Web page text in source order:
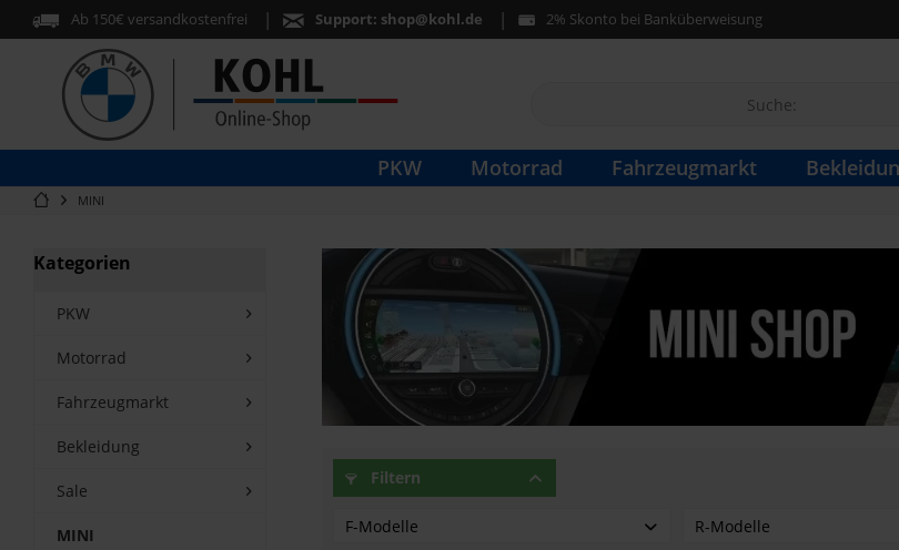
Ab 150€ versandkostenfrei Support: shop@kohl.de 2% Skonto bei Banküberweisung
PKW Motorrad Fahrzeugmarkt
MINI
Kategorien
PKW
Motorrad
Fahrzeugmarkt
Bekleidung
Sale
MINI
Filtern
F-Modelle R-Modelle